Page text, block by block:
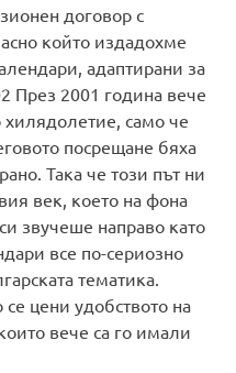
договор с
който издадохме
адаптирани за
През 2001 година вече
хилядолетие, само че
посрещане бяха
Така че този път ни
век, което на фона
звучеше направо като
все по-сериозно
тематика.
цени удобството на
вече са го имали